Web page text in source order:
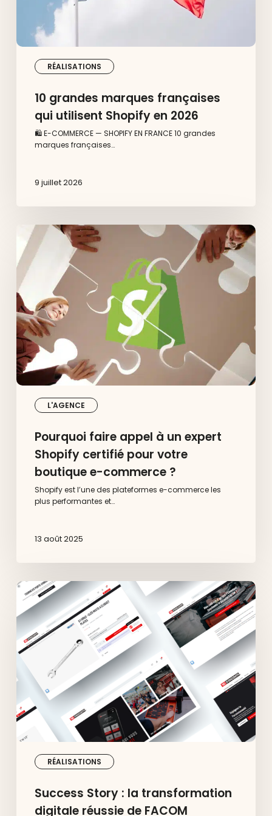
RÉALISATIONS
10 grandes marques françaises
qui utilisent Shopify en 2026
🛍️ E-COMMERCE — SHOPIFY EN FRANCE 10 grandes
marques françaises…
9 juillet 2026
L'AGENCE
Pourquoi
faire
appel
à
un
expert
Shopify
certifié
pour
votre
boutique
e-
commerce
?
Pourquoi faire appel à un expert
Shopify certifié pour votre
boutique e-commerce ?
Shopify est l’une des plateformes e-commerce les
plus performantes et…
13 août 2025
RÉALISATIONS
Success
Story
la
transformation
digitale
réussie
de
FACOM
Success Story : la transformation
digitale réussie de FACOM